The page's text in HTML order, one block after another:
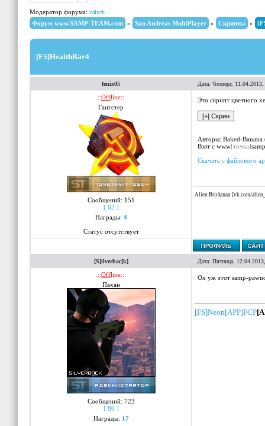
Модератор форума: valych
Форум www.SAMP-TEAM.com » San Andreas MultiPlayer » Скрипты »
[FS]HealthBar4
fenix05 Дата: Четверг,
.::Offline::.
Гангстер
Сообщений: 151
[ 62 ]
Награды: 4
Статус отсутствует
Это скрипт цветного
Авторы: Baked-
Взят с www[точка]
Скачать с файлового
Alien Brickman [vk.com/
[S]ilverbac[k] Дата: Пятница,
.::Offline::.
Пахан
Сообщений: 723
[ 86 ]
Награды: 17
Ох уж этот samp-
[FS]Neon[APP]FCP